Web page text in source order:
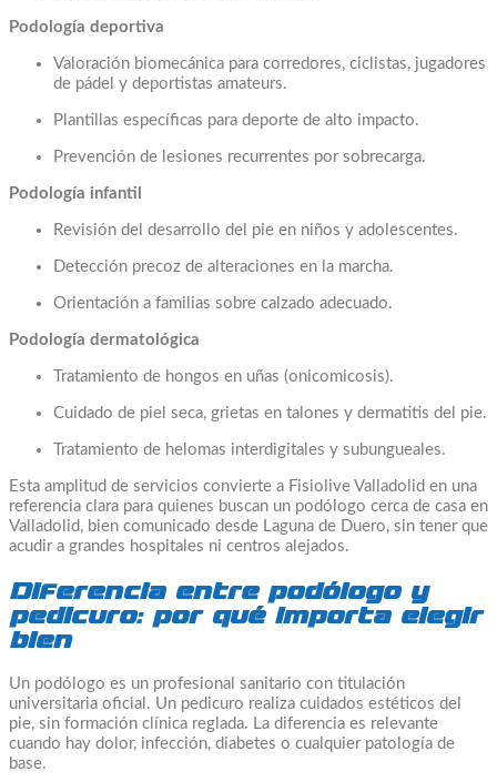
Podología deportiva
Valoración biomecánica para corredores, ciclistas, jugadores
de pádel y deportistas amateurs.
Plantillas específicas para deporte de alto impacto.
Prevención de lesiones recurrentes por sobrecarga.
Podología infantil
Revisión del desarrollo del pie en niños y adolescentes.
Detección precoz de alteraciones en la marcha.
Orientación a familias sobre calzado adecuado.
Podología dermatológica
Tratamiento de hongos en uñas (onicomicosis).
Cuidado de piel seca, grietas en talones y dermatitis del pie.
Tratamiento de helomas interdigitales y subungueales.
Esta amplitud de servicios convierte a Fisiolive Valladolid en una
referencia clara para quienes buscan un podólogo cerca de casa en
Valladolid, bien comunicado desde Laguna de Duero, sin tener que
acudir a grandes hospitales ni centros alejados.
Diferencia entre podólogo y
pedicuro: por qué importa elegir
bien
Un podólogo es un profesional sanitario con titulación
universitaria oficial. Un pedicuro realiza cuidados estéticos del
pie, sin formación clínica reglada. La diferencia es relevante
cuando hay dolor, infección, diabetes o cualquier patología de
base.